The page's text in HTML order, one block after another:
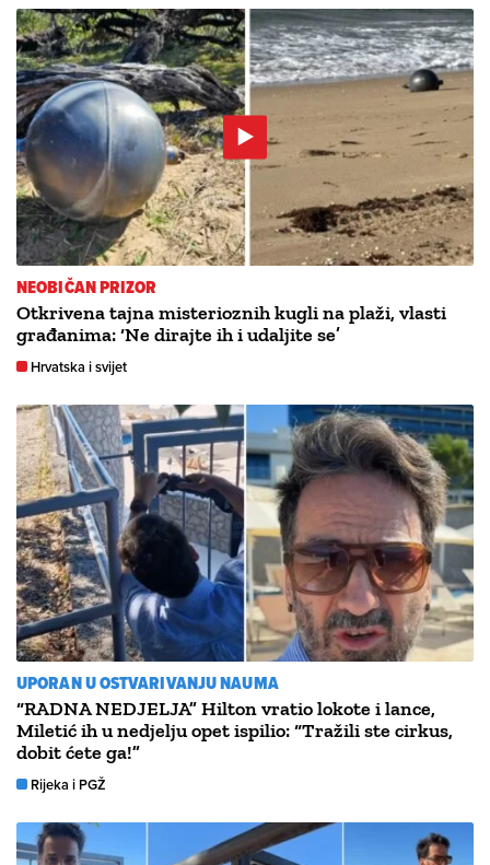
NEOBIČAN PRIZOR
Otkrivena tajna misterioznih kugli na plaži, vlasti
građanima: ‘Ne dirajte ih i udaljite se’
Hrvatska i svijet
UPORAN U OSTVARIVANJU NAUMA
“RADNA NEDJELJA” Hilton vratio lokote i lance,
Miletić ih u nedjelju opet ispilio: “Tražili ste cirkus,
dobit ćete ga!”
Rijeka i PGŽ